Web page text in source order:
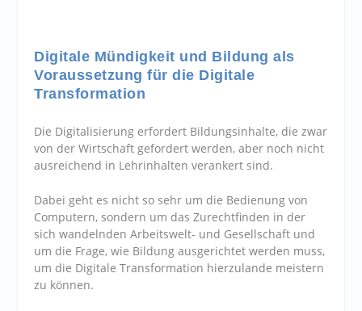
Digitale Mündigkeit und Bildung als
Voraussetzung für die Digitale
Transformation
Die Digitalisierung erfordert Bildungsinhalte, die zwar
von der Wirtschaft gefordert werden, aber noch nicht
ausreichend in Lehrinhalten verankert sind.
Dabei geht es nicht so sehr um die Bedienung von
Computern, sondern um das Zurechtﬁnden in der
sich wandelnden Arbeitswelt- und Gesellschaft und
um die Frage, wie Bildung ausgerichtet werden muss,
um die Digitale Transformation hierzulande meistern
zu können.